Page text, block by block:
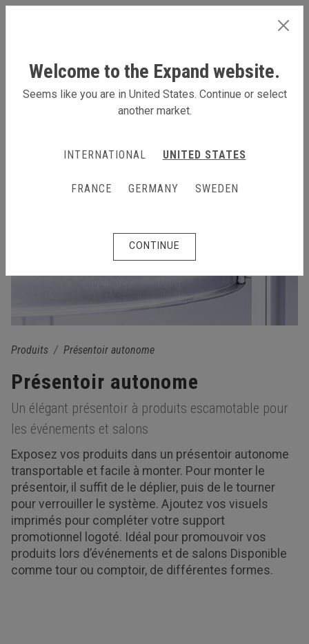
Produits Présentoir autonome
Présentoir autonome
Un élégant présentoir à produits escamotable pour
les événements et salons
Exposez vos produits dans un présentoir autonome
transportable et facile à monter. Pour monter le
présentoir, il suffit de le déplier, puis de le tourner
pour verrouiller le système. Ajoutez vos visuels
imprimés pour compléter votre support
promotionnel logoté. Idéal pour promouvoir vos
produits lors d’événements et de salons Disponible
comme tour ou comptoir, de différentes formes.
Welcome to the Expand website.
Seems like you are in United States. Continue or select
another market.
INTERNATIONAL UNITED STATES
FRANCE GERMANY SWEDEN
CONTINUE